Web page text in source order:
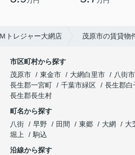
トレジャー大網店 茂原市の賃貸物
市区町村から探す
茂原市
東金市 大網白里市 八街市
長生郡一宮町
千葉市緑区 長生郡白
長生郡長生村
町名から探す
八街
早野 田間 東郷 大網 大
堀上
駒込
沿線から探す